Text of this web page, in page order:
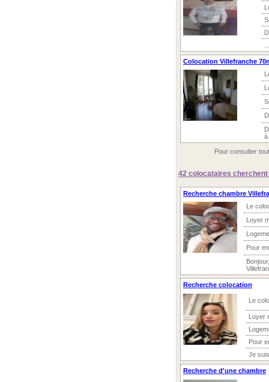
Colocation Villefranche
à
Pour consulter
42 colocataires cherchent
Recherche chambre
Le
Loyer
Pour
Recherche colocation
Le
Loyer
Pour
Je
Recherche d'une chambre